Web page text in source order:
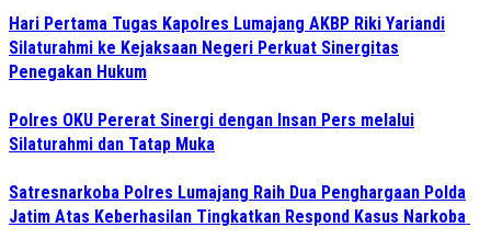
Hari Pertama Tugas Kapolres Lumajang AKBP Riki Yariandi
Silaturahmi ke Kejaksaan Negeri Perkuat Sinergitas
Penegakan Hukum
Polres OKU Pererat Sinergi dengan Insan Pers melalui
Silaturahmi dan Tatap Muka
Satresnarkoba Polres Lumajang Raih Dua Penghargaan Polda
Jatim Atas Keberhasilan Tingkatkan Respond Kasus Narkoba